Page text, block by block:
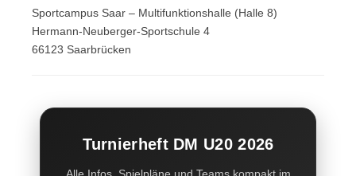
Sportcampus Saar – Multifunktionshalle (Halle 8)
Hermann-Neuberger-Sportschule 4
66123 Saarbrücken
Turnierheft DM U20 2026